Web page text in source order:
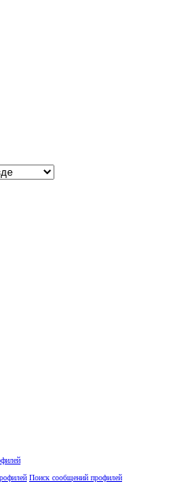
Поиск сообщений профилей